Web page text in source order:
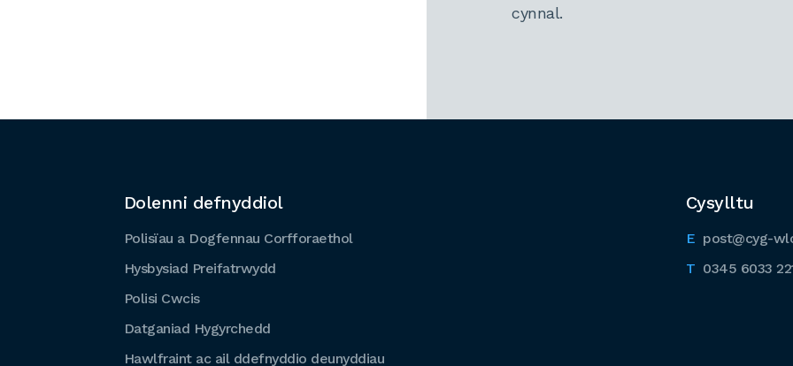
cynnal.
Cysylltu
post@cyg-
0345 6033
Dolenni defnyddiol
Polisïau a Dogfennau Corfforaethol
Hysbysiad Preifatrwydd
Polisi Cwcis
Datganiad Hygyrchedd
Hawlfraint ac ail ddefnyddio deunyddiau